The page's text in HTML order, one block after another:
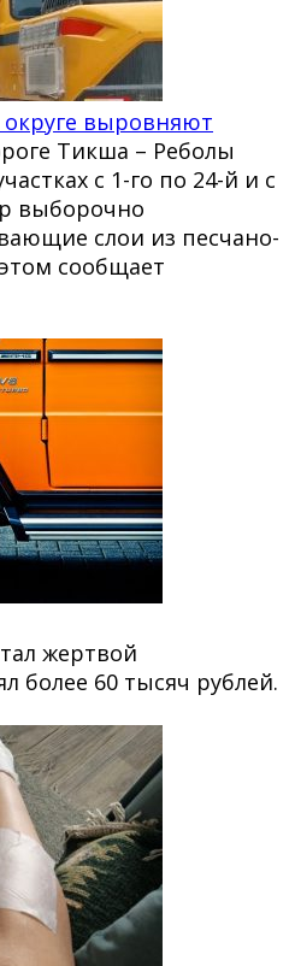
выровняют
Тикша – Реболы
с 1-го по 24-й и с
выборочно
слои из песчано-
сообщает
жертвой
более 60 тысяч рублей.